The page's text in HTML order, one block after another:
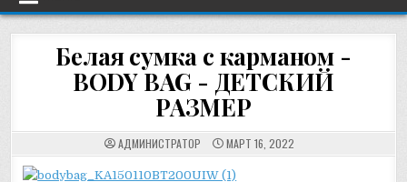
Белая сумка с карманом -
BODY BAG - ДЕТСКИЙ
РАЗМЕР
АДМИНИСТРАТОР МАРТ 16, 2022